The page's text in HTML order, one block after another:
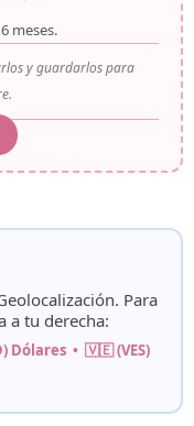
6 meses.
y guardarlos para
. Para
a tu derecha:
Dólares • 🇻🇪 (VES)